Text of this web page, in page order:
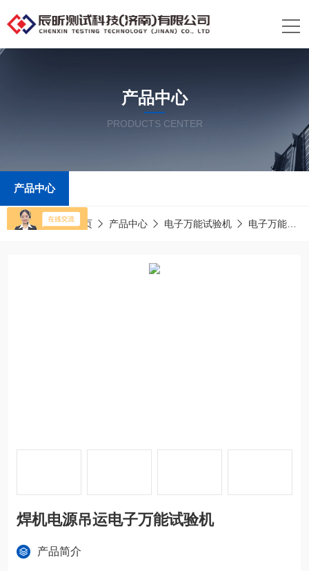
产品中心
PRODUCTS CENTER
产品中心
当前位置：首页 产品中心 电子万能试验机 电子万能压力试验机
焊机电源吊运电子万能试验机
产品简介